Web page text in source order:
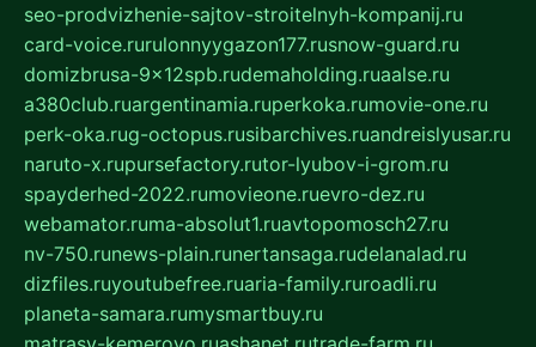
seo-prodvizhenie-sajtov-stroitelnyh-kompanij.ru
card-voice.rurulonnyygazon177.rusnow-guard.ru
domizbrusa-9x12spb.rudemaholding.ruaalse.ru
a380club.ruargentinamia.ruperkoka.rumovie-one.ru
perk-oka.rug-octopus.rusibarchives.ruandreislyusar.ru
naruto-x.rupursefactory.rutor-lyubov-i-grom.ru
spayderhed-2022.rumovieone.ruevro-dez.ru
webamator.ruma-absolut1.ruavtopomosch27.ru
nv-750.runews-plain.runertansaga.rudelanalad.ru
dizfiles.ruyoutubefree.ruaria-family.ruroadli.ru
planeta-samara.rumysmartbuy.ru